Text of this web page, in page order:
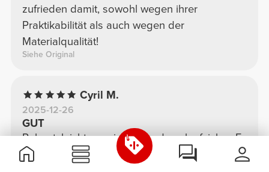
zufrieden damit, sowohl wegen ihrer
Praktikabilität als auch wegen der
Materialqualität!
Siehe Original
Cyril M.
2025-12-26
GUT
Robust, leicht zu reinigen und auslaufsicher. Es
löst selbst dickflüssige Pulver hervorragend